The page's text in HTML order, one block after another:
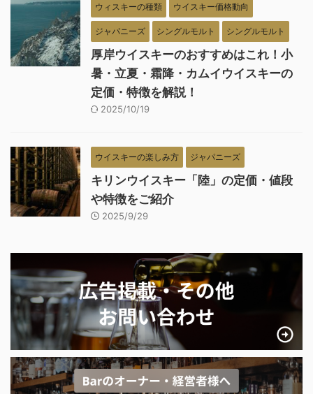
ウィスキーの種類 ウイスキー価格動向
ジャパニーズ シングルモルト シングルモルト
厚岸ウイスキーのおすすめはこれ！小
暑・立夏・霜降・カムイウイスキーの
定価・特徴を解説！
2025/10/19
ウイスキーの楽しみ方 ジャパニーズ
キリンウイスキー「陸」の定価・値段
や特徴をご紹介
2025/9/29